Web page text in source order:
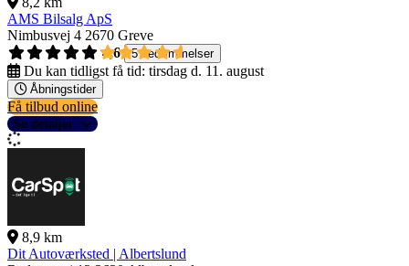
AMS Bilsalg ApS
Nimbusvej 4 2670 Greve
4,6
5 bedømmelser
Du kan tidligst få tid: tirsdag d. 11. august
Åbningstider
Få tilbud online
Se detaljer
8,9 km
Dit Autoværksted | Albertslund